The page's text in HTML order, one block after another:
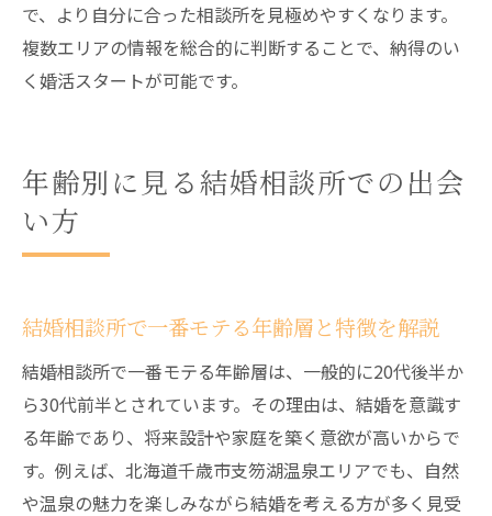
で、より自分に合った相談所を見極めやすくなります。
複数エリアの情報を総合的に判断することで、納得のい
く婚活スタートが可能です。
年齢別に見る結婚相談所での出会
い方
結婚相談所で一番モテる年齢層と特徴を解説
結婚相談所で一番モテる年齢層は、一般的に20代後半か
ら30代前半とされています。その理由は、結婚を意識す
る年齢であり、将来設計や家庭を築く意欲が高いからで
す。例えば、北海道千歳市支笏湖温泉エリアでも、自然
や温泉の魅力を楽しみながら結婚を考える方が多く見受